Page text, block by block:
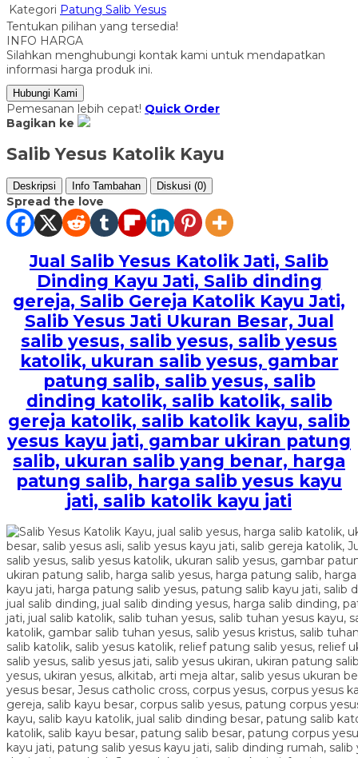
Kategori Patung Salib Yesus
Tentukan pilihan yang tersedia!
INFO HARGA
Silahkan menghubungi kontak kami untuk mendapatkan
informasi harga produk ini.
Hubungi Kami
Pemesanan lebih cepat! Quick Order
Bagikan ke
Salib Yesus Katolik Kayu
Deskripsi Info Tambahan Diskusi (0)
Spread the love
Jual Salib Yesus Katolik Jati, Salib
Dinding Kayu Jati, Salib dinding
gereja, Salib Gereja Katolik Kayu Jati,
Salib Yesus Jati Ukuran Besar, Jual
salib yesus, salib yesus, salib yesus
katolik, ukuran salib yesus, gambar
patung salib, salib yesus, salib
dinding katolik, salib katolik, salib
gereja katolik, salib katolik kayu, salib
yesus kayu jati, gambar ukiran patung
salib, ukuran salib yang benar, harga
patung salib, harga salib yesus kayu
jati, salib katolik kayu jati